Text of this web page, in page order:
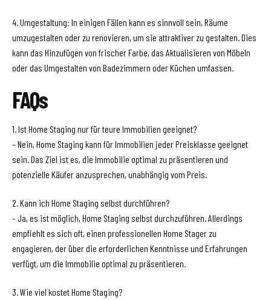
4. Umgestaltung: In einigen Fällen kann es sinnvoll sein, Räume
umzugestalten oder zu renovieren, um sie attraktiver zu gestalten. Dies
kann das Hinzufügen von frischer Farbe, das Aktualisieren von Möbeln
oder das Umgestalten von Badezimmern oder Küchen umfassen.
FAQs
1. Ist Home Staging nur für teure Immobilien geeignet?
– Nein, Home Staging kann für Immobilien jeder Preisklasse geeignet
sein. Das Ziel ist es, die Immobilie optimal zu präsentieren und
potenzielle Käufer anzusprechen, unabhängig vom Preis.
2. Kann ich Home Staging selbst durchführen?
– Ja, es ist möglich, Home Staging selbst durchzuführen. Allerdings
empfiehlt es sich oft, einen professionellen Home Stager zu
engagieren, der über die erforderlichen Kenntnisse und Erfahrungen
verfügt, um die Immobilie optimal zu präsentieren.
3. Wie viel kostet Home Staging?